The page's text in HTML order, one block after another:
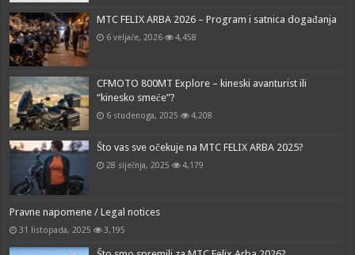
MTC FELIX ARBA 2026 – Program i satnica događanja
6 veljače, 2026 4,458
CFMOTO 800MT Explore – kineski avanturist ili
“kinesko smeće”?
6 studenoga, 2025 4,208
Što vas sve očekuje na MTC FELIX ARBA 2025?
28 siječnja, 2025 4,179
Pravne napomene / Legal notices
31 listopada, 2025 3,195